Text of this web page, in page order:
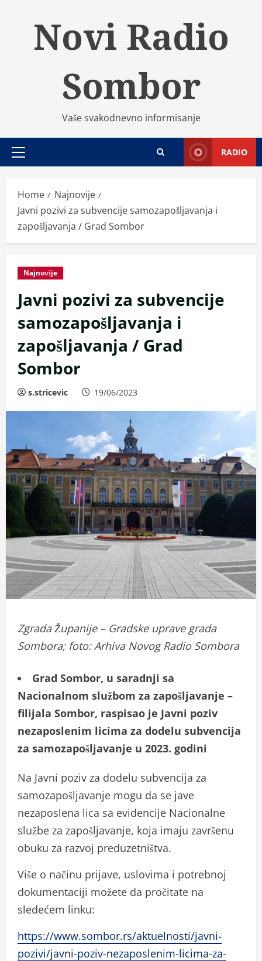
Novi Radio
Sombor
Vaše svakodnevno informisanje
Primary
RADIO
Home
Najnovije
Javni pozivi za subvencije samozapošljavanja i
zapošljavanja / Grad Sombor
Najnovije
Javni pozivi za subvencije
samozapošljavanja i
zapošljavanja / Grad
Sombor
s.stricevic 19/06/2023
Zgrada Županije – Gradske uprave grada
Sombora; foto: Arhiva Novog Radio Sombora
Grad Sombor, u saradnji sa
Nacionalnom službom za zapošljavanje –
filijala Sombor, raspisao je Javni poziv
nezaposlenim licima za dodelu subvencija
za samozapošljavanje u 2023. godini
Na Javni poziv za dodelu subvencija za
samozapošljavanje mogu da se jave
nezaposlena lica sa evidencije Nacionalne
službe za zapošljavanje, koja imaju završenu
obuku za razvoj preduzetništva.
Više o načinu prijave, uslovima i potrebnoj
dokumentaciji možete da pročitate na
sledećem linku:
https://www.sombor.rs/aktuelnosti/javni-
pozivi/javni-poziv-nezaposlenim-licima-za-